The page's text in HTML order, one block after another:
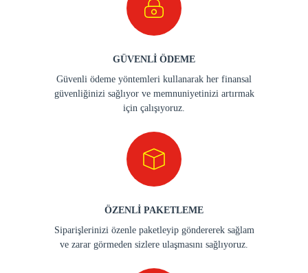
GÜVENLİ ÖDEME
Güvenli ödeme yöntemleri kullanarak her finansal
güvenliğinizi sağlıyor ve memnuniyetinizi artırmak
için çalışıyoruz.
ÖZENLİ PAKETLEME
Siparişlerinizi özenle paketleyip göndererek sağlam
ve zarar görmeden sizlere ulaşmasını sağlıyoruz.